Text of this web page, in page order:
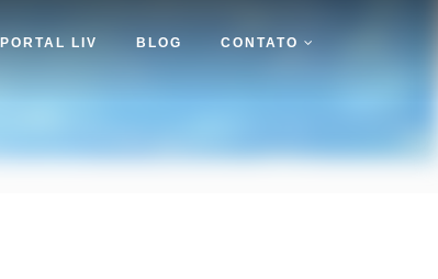
PORTAL LIV BLOG CONTATO